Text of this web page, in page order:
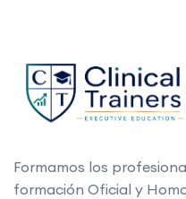
Formamos los
formación Oficial y